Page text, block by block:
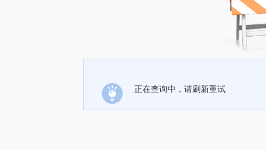
正在查询中，请刷新重试